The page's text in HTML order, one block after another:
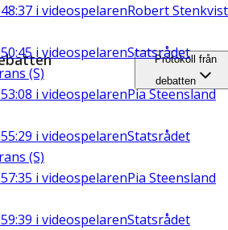
i videospelarenRobert Stenkvist
i videospelarenStatsrådet
(S)
i videospelarenPia Steensland
i videospelarenStatsrådet
(S)
i videospelarenPia Steensland
i videospelarenStatsrådet
Protokoll från
debatten